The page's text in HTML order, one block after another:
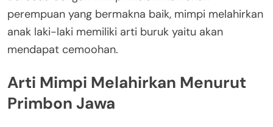
perempuan yang bermakna baik, mimpi melahirkan
anak laki-laki memiliki arti buruk yaitu akan
mendapat cemoohan.
Arti Mimpi Melahirkan Menurut
Primbon Jawa